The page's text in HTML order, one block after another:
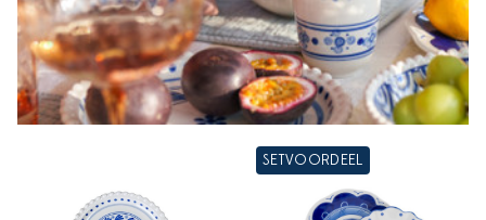
SETVOORDEEL